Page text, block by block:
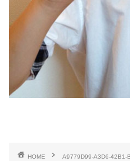
HOME A9779D99-A3D6-42B1-